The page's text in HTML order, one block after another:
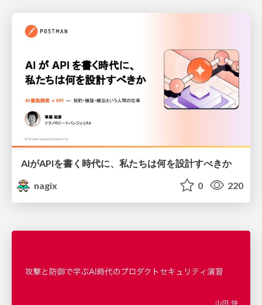
AIがAPIを書く時代に、私たちは何を設計すべきか
nagix
0 220